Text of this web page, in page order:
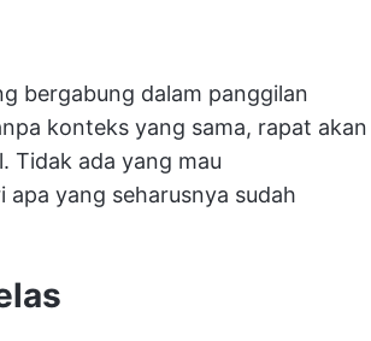
bergabung dalam panggilan
konteks yang sama, rapat akan
Tidak ada yang mau
yang seharusnya sudah